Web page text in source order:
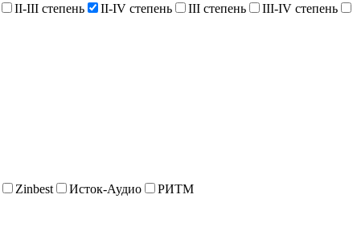
II-III степень II-IV степень III степень III-IV степень
Zinbest Исток-Аудио
РИТМ